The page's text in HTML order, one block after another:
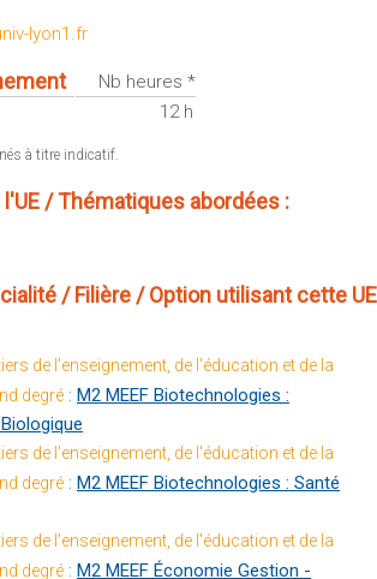
Physique)
Biochimie)
des Procédés - Département composante)
Composante)
composante)
et
lyon1.fr
Nb heures *
12 h
à titre indicatif.
/ Thématiques abordées :
/ Filière / Option utilisant cette UE
de l'enseignement, de l'éducation et de la
degré : M2 MEEF Biotechnologies :
de l'enseignement, de l'éducation et de la
degré : M2 MEEF Biotechnologies : Santé
de l'enseignement, de l'éducation et de la
degré : M2 MEEF Économie Gestion -